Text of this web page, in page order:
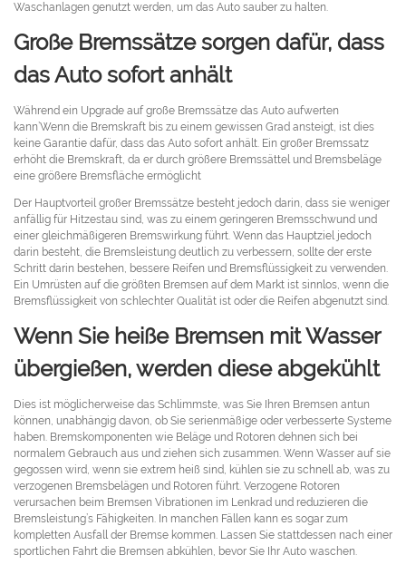
Waschanlagen genutzt werden, um das Auto sauber zu halten.
Große Bremssätze sorgen dafür, dass
das Auto sofort anhält
Während ein Upgrade auf große Bremssätze das Auto aufwerten
kann’Wenn die Bremskraft bis zu einem gewissen Grad ansteigt, ist dies
keine Garantie dafür, dass das Auto sofort anhält. Ein großer Bremssatz
erhöht die Bremskraft, da er durch größere Bremssättel und Bremsbeläge
eine größere Bremsfläche ermöglicht
Der Hauptvorteil großer Bremssätze besteht jedoch darin, dass sie weniger
anfällig für Hitzestau sind, was zu einem geringeren Bremsschwund und
einer gleichmäßigeren Bremswirkung führt. Wenn das Hauptziel jedoch
darin besteht, die Bremsleistung deutlich zu verbessern, sollte der erste
Schritt darin bestehen, bessere Reifen und Bremsflüssigkeit zu verwenden.
Ein Umrüsten auf die größten Bremsen auf dem Markt ist sinnlos, wenn die
Bremsflüssigkeit von schlechter Qualität ist oder die Reifen abgenutzt sind.
Wenn Sie heiße Bremsen mit Wasser
übergießen, werden diese abgekühlt
Dies ist möglicherweise das Schlimmste, was Sie Ihren Bremsen antun
können, unabhängig davon, ob Sie serienmäßige oder verbesserte Systeme
haben. Bremskomponenten wie Beläge und Rotoren dehnen sich bei
normalem Gebrauch aus und ziehen sich zusammen. Wenn Wasser auf sie
gegossen wird, wenn sie extrem heiß sind, kühlen sie zu schnell ab, was zu
verzogenen Bremsbelägen und Rotoren führt. Verzogene Rotoren
verursachen beim Bremsen Vibrationen im Lenkrad und reduzieren die
Bremsleistung’s Fähigkeiten. In manchen Fällen kann es sogar zum
kompletten Ausfall der Bremse kommen. Lassen Sie stattdessen nach einer
sportlichen Fahrt die Bremsen abkühlen, bevor Sie Ihr Auto waschen.